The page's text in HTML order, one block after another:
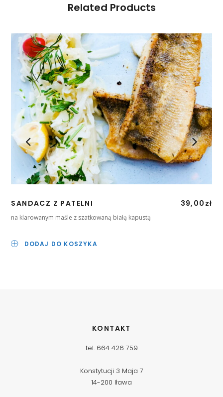
Related Products
SANDACZ Z PATELNI 39,00 zł
na klarowanym maśle z szatkowaną białą kapustą
DODAJ DO KOSZYKA
KONTAKT
tel. 664 426 759
Konstytucji 3 Maja 7
14-200 Iława